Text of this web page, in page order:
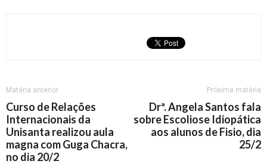
Matéria anterior
Curso de Relações
Internacionais da
Unisanta realizou aula
magna com Guga Chacra,
no dia 20/2
Próxima matéria
Drª. Angela Santos fala
sobre Escoliose Idiopática
aos alunos de Fisio, dia
25/2